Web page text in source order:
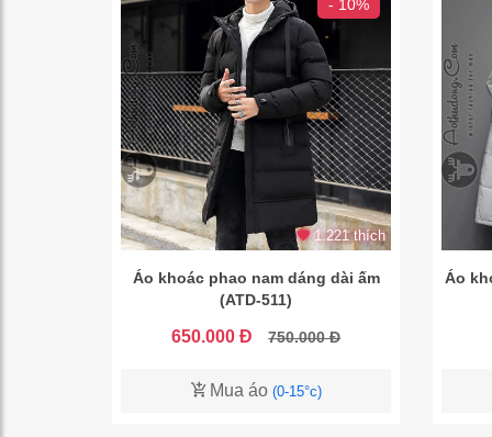
- 10%
1.221 thích
Áo khoác phao nam dáng dài ấm
(ATD-511)
650.000 Đ 750.000 Đ
Mua áo (0-15°c)
Áo